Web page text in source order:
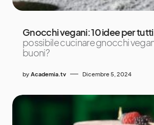
Gnocchi vegani: 10 idee per
possibile cucinare gnocchi
buoni?
by Academia.tv Dicembre 5, 2024